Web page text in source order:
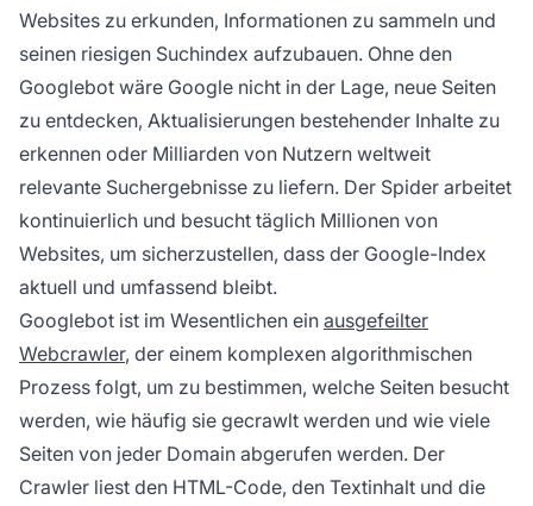
Websites zu erkunden, Informationen zu sammeln und
seinen riesigen Suchindex aufzubauen. Ohne den
Googlebot wäre Google nicht in der Lage, neue Seiten
zu entdecken, Aktualisierungen bestehender Inhalte zu
erkennen oder Milliarden von Nutzern weltweit
relevante Suchergebnisse zu liefern. Der Spider arbeitet
kontinuierlich und besucht täglich Millionen von
Websites, um sicherzustellen, dass der Google-Index
aktuell und umfassend bleibt.
Googlebot ist im Wesentlichen ein ausgefeilter
Webcrawler, der einem komplexen algorithmischen
Prozess folgt, um zu bestimmen, welche Seiten besucht
werden, wie häufig sie gecrawlt werden und wie viele
Seiten von jeder Domain abgerufen werden. Der
Crawler liest den HTML-Code, den Textinhalt und die